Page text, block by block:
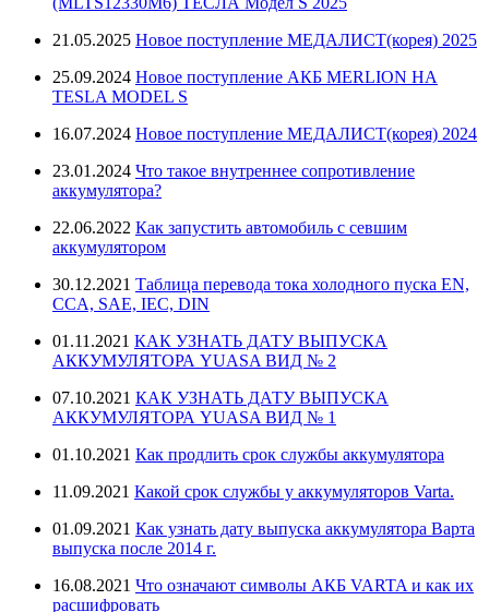
21.05.2025 Новое поступление МЕДАЛИСТ(корея) 2025
25.09.2024 Новое поступление АКБ MERLION НА
TESLA MODEL S
16.07.2024 Новое поступление МЕДАЛИСТ(корея) 2024
23.01.2024 Что такое внутреннее сопротивление
аккумулятора?
22.06.2022 Как запустить автомобиль с севшим
аккумулятором
30.12.2021 Таблица перевода тока холодного пуска EN,
CCA, SAE, IEC, DIN
01.11.2021 КАК УЗНАТЬ ДАТУ ВЫПУСКА
АККУМУЛЯТОРА YUASA ВИД № 2
07.10.2021 КАК УЗНАТЬ ДАТУ ВЫПУСКА
АККУМУЛЯТОРА YUASA ВИД № 1
01.10.2021 Как продлить срок службы аккумулятора
11.09.2021 Какой срок службы у аккумуляторов Varta.
01.09.2021 Как узнать дату выпуска аккумулятора Варта
выпуска после 2014 г.
16.08.2021 Что означают символы АКБ VARTA и как их
расшифровать